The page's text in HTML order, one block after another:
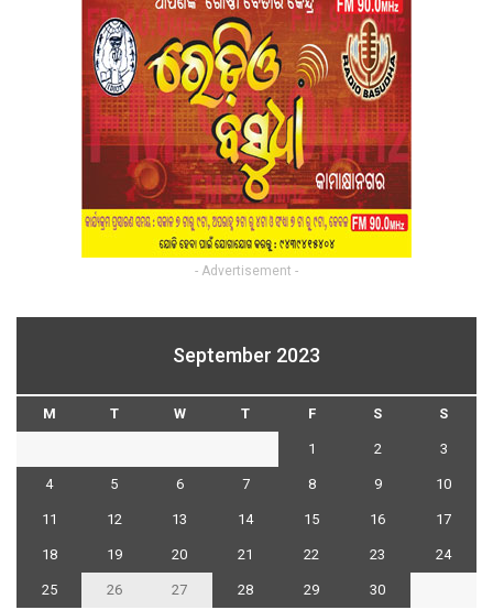
- Advertisement -
September 2023
M T W T F S S
1 2 3
4 5 6 7 8 9 10
11 12 13 14 15 16 17
18 19 20 21 22 23 24
25 26 27 28 29
30